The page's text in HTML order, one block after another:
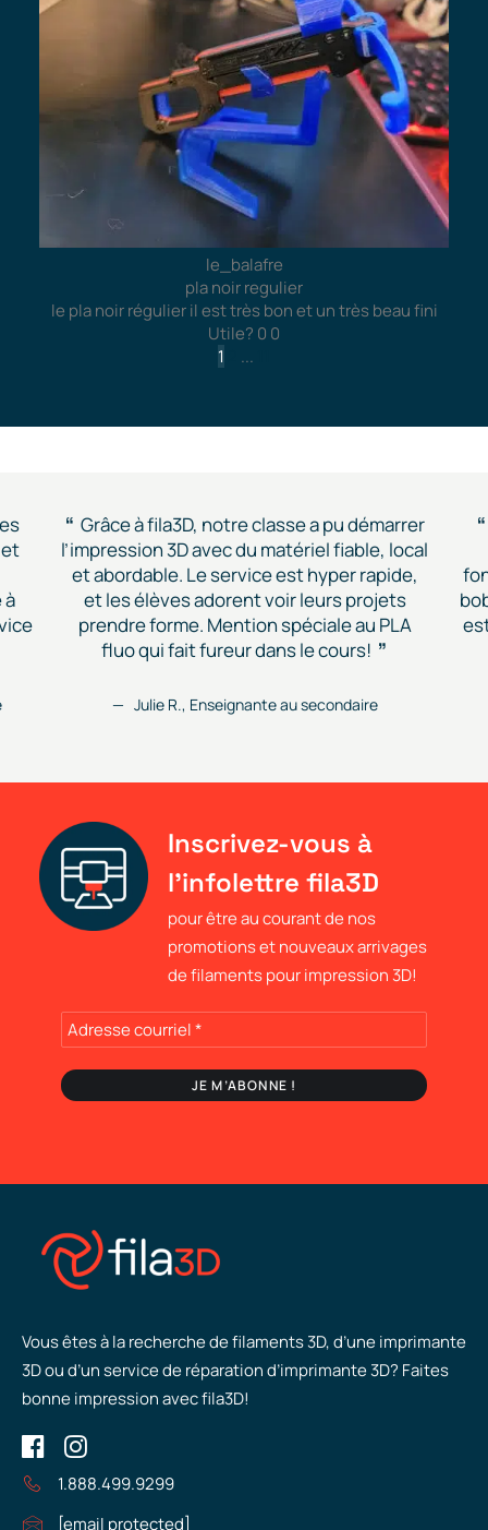
le_balafre
pla noir regulier
le pla noir régulier il est très bon et un très beau fini
Utile? 0 0
1
...
à
Grâce à fila3D, notre classe a pu démarrer
l’impression 3D avec du matériel fiable, local
et abordable. Le service est hyper rapide,
et les élèves adorent voir leurs projets
prendre forme. Mention spéciale au PLA
fluo qui fait fureur dans le cours!
Julie R., Enseignante au secondaire
Inscrivez-vous à
l'infolettre fila3D
pour être au courant de nos
promotions et nouveaux arrivages
de filaments pour impression 3D!
Vous êtes à la recherche de filaments 3D, d’une imprimante
3D ou d’un service de réparation d’imprimante 3D? Faites
bonne impression avec fila3D!
1.888.499.9299
[email protected]